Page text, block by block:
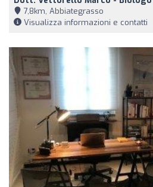
7,8km, Abbiategrasso
Visualizza informazioni e contatti